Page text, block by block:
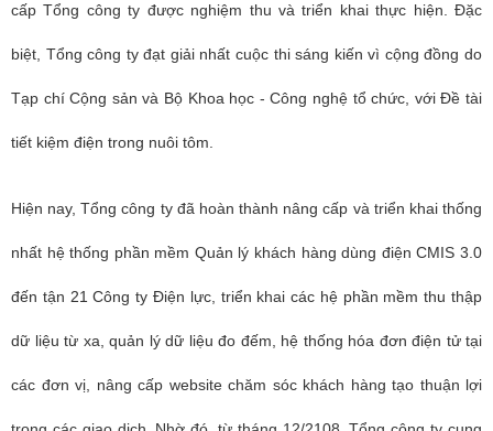
cấp Tổng công ty được nghiệm thu và triển khai thực hiện. Đặc
biệt, Tổng công ty đạt giải nhất cuộc thi sáng kiến vì cộng đồng do
Tạp chí Cộng sản và Bộ Khoa học - Công nghệ tổ chức, với Đề tài
tiết kiệm điện trong nuôi tôm.
Hiện nay, Tổng công ty đã hoàn thành nâng cấp và triển khai thống
nhất hệ thống phần mềm Quản lý khách hàng dùng điện CMIS 3.0
đến tận 21 Công ty Điện lực, triển khai các hệ phần mềm thu thập
dữ liệu từ xa, quản lý dữ liệu đo đếm, hệ thống hóa đơn điện tử tại
các đơn vị, nâng cấp website chăm sóc khách hàng tạo thuận lợi